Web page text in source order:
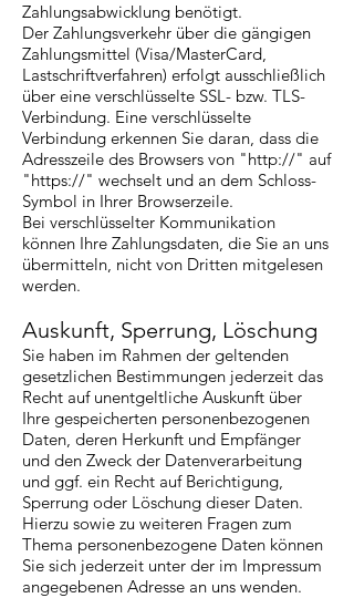
Zahlungsabwicklung benötigt.
Der Zahlungsverkehr über die gängigen
Zahlungsmittel (Visa/MasterCard,
Lastschriftverfahren) erfolgt ausschließlich
über eine verschlüsselte SSL- bzw. TLS-
Verbindung. Eine verschlüsselte
Verbindung erkennen Sie daran, dass die
Adresszeile des Browsers von "http://" auf
"https://" wechselt und an dem Schloss-
Symbol in Ihrer Browserzeile.
Bei verschlüsselter Kommunikation
können Ihre Zahlungsdaten, die Sie an uns
übermitteln, nicht von Dritten mitgelesen
werden.
Auskunft, Sperrung, Löschung
Sie haben im Rahmen der geltenden
gesetzlichen Bestimmungen jederzeit das
Recht auf unentgeltliche Auskunft über
Ihre gespeicherten personenbezogenen
Daten, deren Herkunft und Empfänger
und den Zweck der Datenverarbeitung
und ggf. ein Recht auf Berichtigung,
Sperrung oder Löschung dieser Daten.
Hierzu sowie zu weiteren Fragen zum
Thema personenbezogene Daten können
Sie sich jederzeit unter der im Impressum
angegebenen Adresse an uns wenden.